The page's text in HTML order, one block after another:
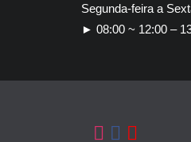
Segunda-feira a
► 08:00 ~ 12:00 –